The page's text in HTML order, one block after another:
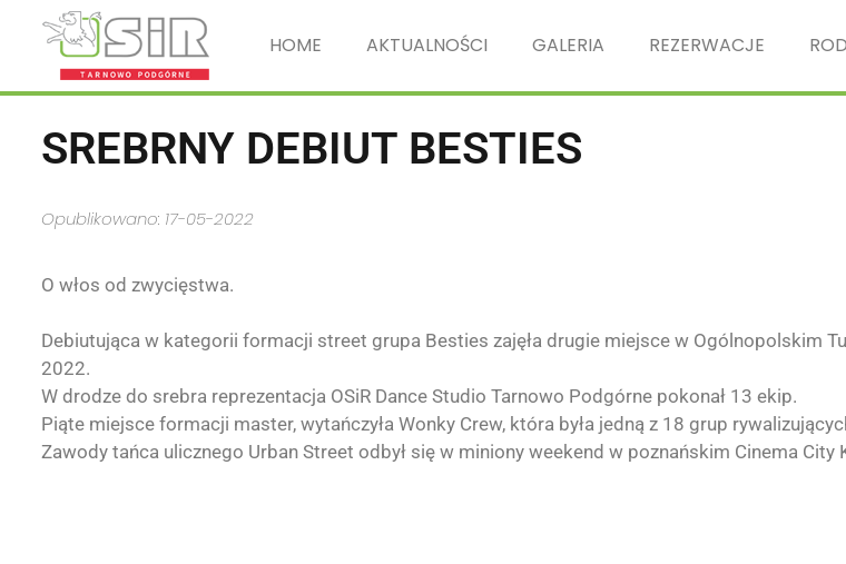
HOME AKTUALNOŚCI GALERIA REZERWACJE
SREBRNY DEBIUT BESTIES
Opublikowano: 17-05-2022
O włos od zwycięstwa.
Debiutująca w kategorii formacji street grupa Besties zajęła drugie miejsce w Ogólnopolskim
2022.
W drodze do srebra reprezentacja OSiR Dance Studio Tarnowo Podgórne pokonał 13 ekip.
Piąte miejsce formacji master, wytańczyła Wonky Crew, która była jedną z 18 grup
Zawody tańca ulicznego Urban Street odbył się w miniony weekend w poznańskim Cinema City